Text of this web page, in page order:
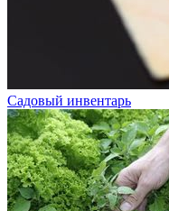
Садовый инвентарь